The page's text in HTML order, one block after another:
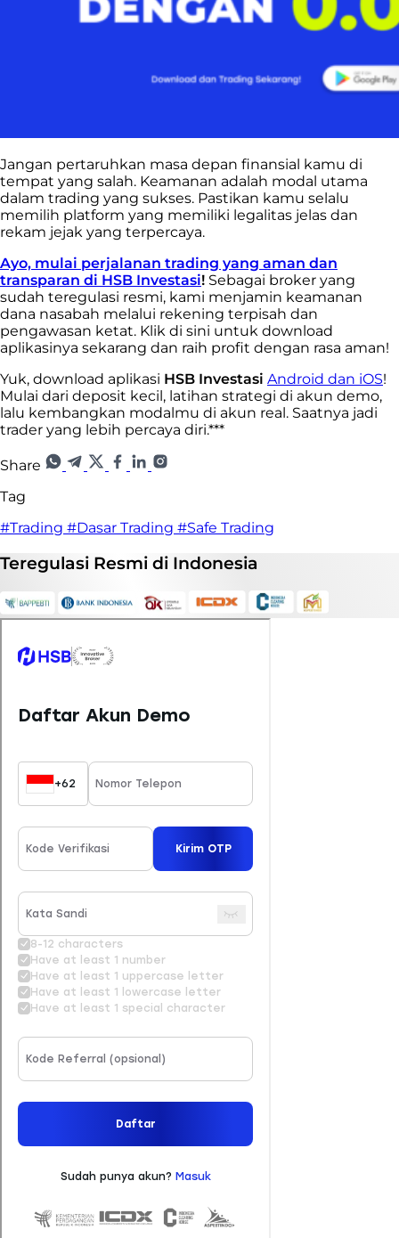
Jangan pertaruhkan masa depan finansial kamu di
tempat yang salah. Keamanan adalah modal utama
dalam trading yang sukses. Pastikan kamu selalu
memilih platform yang memiliki legalitas jelas dan
rekam jejak yang terpercaya.
Ayo, mulai perjalanan trading yang aman dan
transparan di HSB Investasi! Sebagai broker yang
sudah teregulasi resmi, kami menjamin keamanan
dana nasabah melalui rekening terpisah dan
pengawasan ketat. Klik di sini untuk download
aplikasinya sekarang dan raih profit dengan rasa aman!
Yuk, download aplikasi HSB Investasi Android dan iOS!
Mulai dari deposit kecil, latihan strategi di akun demo,
lalu kembangkan modalmu di akun real. Saatnya jadi
trader yang lebih percaya diri.***
Share
Tag
#Trading #Dasar Trading #Safe Trading
Teregulasi Resmi di Indonesia